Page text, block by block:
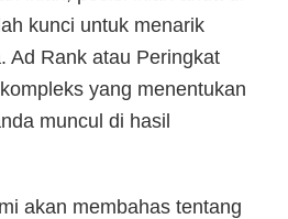
kunci untuk menarik
Ad Rank atau Peringkat
yang menentukan
muncul di hasil
akan membahas tentang